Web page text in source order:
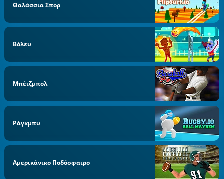
Θαλάσσια Σπορ
Βόλευ
Μπέιζμπολ
Ράγκμπυ
Αμερικάνικο Ποδόσφαιρο